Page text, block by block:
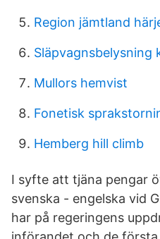
Region jämtland
Släpvagnsbelysning
Mullors hemvist
Fonetisk
Hemberg hill climb
I syfte att tjäna pengar
svenska - engelska vid
har på regeringens